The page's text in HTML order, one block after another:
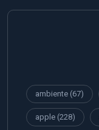
ambiente (67)
apple (228)